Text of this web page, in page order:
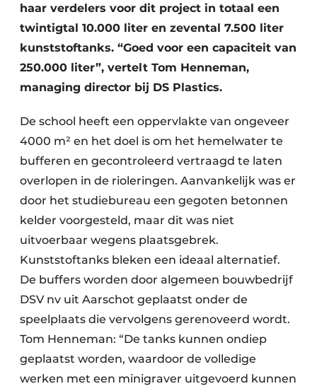
haar verdelers voor dit project in totaal een
twintigtal 10.000 liter en zevental 7.500 liter
kunststoftanks. “Goed voor een capaciteit van
250.000 liter”, vertelt Tom Henneman,
managing director bij DS Plastics.
De school heeft een oppervlakte van ongeveer
4000 m² en het doel is om het hemelwater te
bufferen en gecontroleerd vertraagd te laten
overlopen in de rioleringen. Aanvankelijk was er
door het studiebureau een gegoten betonnen
kelder voorgesteld, maar dit was niet
uitvoerbaar wegens plaatsgebrek.
Kunststoftanks bleken een ideaal alternatief.
De buffers worden door algemeen bouwbedrijf
DSV nv uit Aarschot geplaatst onder de
speelplaats die vervolgens gerenoveerd wordt.
Tom Henneman: “De tanks kunnen ondiep
geplaatst worden, waardoor de volledige
werken met een minigraver uitgevoerd kunnen